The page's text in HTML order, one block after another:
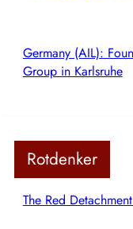
Germany (AIL):
Group in Karlsruhe
Rotdenker
The Red